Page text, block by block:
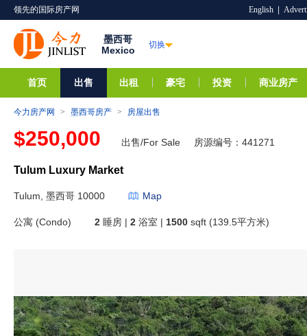
领先的国际房产网 English
墨西哥
Mexico
切换
首页 出售 出租 豪宅 投资 商业房产
今力房产网 > 墨西哥房产 > 房屋出售
$250,000 出售/For Sale 房源编号：441271
Tulum Luxury Market
Tulum, 墨西哥 10000 Map
公寓 (Condo) 2 睡房 | 2 浴室 | 1500 sqft (139.5平方米)